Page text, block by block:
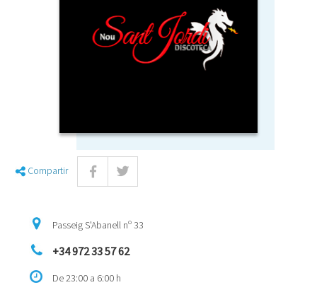
Compartir
Passeig S'Abanell nº 33
+34 972 33 57 62
De 23:00 a 6:00 h